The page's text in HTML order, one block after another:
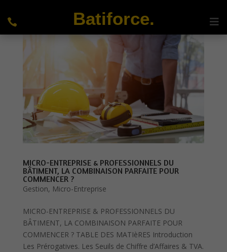
Batiforce.
MICRO-ENTREPRISE & PROFESSIONNELS DU
BÂTIMENT, LA COMBINAISON PARFAITE POUR
COMMENCER ?
Gestion, Micro-Entreprise
MICRO-ENTREPRISE & PROFESSIONNELS DU
BÂTIMENT, LA COMBINAISON PARFAITE POUR
COMMENCER ? TABLE DES MATIèRES Introduction
Les Prérogatives. Les Seuils de Chiffre d’Affaires & TVA.